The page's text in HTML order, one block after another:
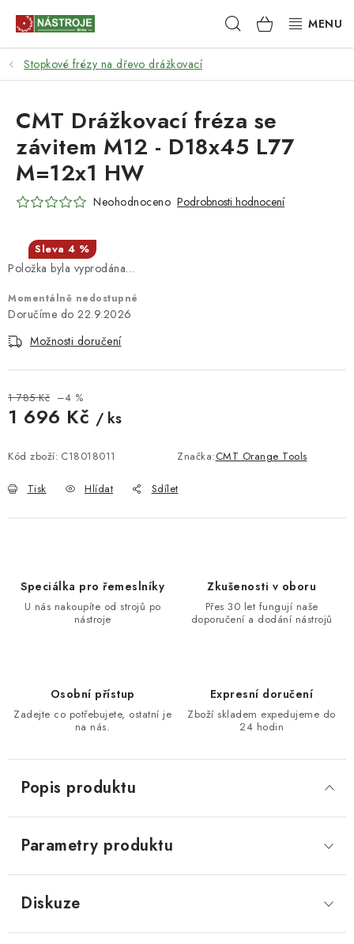
Hledat NÁKUPNÍ
KOŠÍK
NÁSTROJE
AKCE
BRUSIVO
RUČNÍ NÁŘADÍ, PŘÍPRAVKY
STROJE
DÁRKOVÉ POUKAZY
NÁSTROJE PRO OPRACOVÁNÍ KOVU
NÁSTROJE PRO FRÉZOVÁNÍ
POTŘEBUJI DOBRÝ STROJ
Stopkové frézy na dřevo drážkovací
Položka byla vyprodána…
Momentálně nedostupné
22.9.2026
Možnosti doručení
1 785 Kč –4 %
1 696 Kč / ks
Kód zboží: C18018011 Značka:CMT Orange Tools
Tisk Hlídat Sdílet
CMT Drážkovací fréza se
závitem M12 - D18x45 L77
M=12x1 HW
Neohodnoceno Podrobnosti hodnocení
4 %
Speciálka pro řemeslníky
U nás nakoupíte od strojů po
nástroje
Zkušenosti v oboru
Přes 30 let fungují naše
doporučení a dodání nástrojů
Osobní přístup
Zadejte co potřebujete, ostatní je
na nás.
Expresní doručení
Zboží skladem expedujeme do
24 hodin
Popis produktu
Parametry produktu
Diskuze